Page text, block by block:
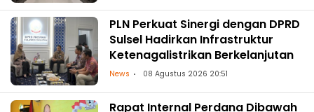
PLN Perkuat Sinergi dengan DPRD
Sulsel Hadirkan Infrastruktur
Ketenagalistrikan Berkelanjutan
News 08 Agustus 2026 20:51
Rapat Internal Perdana Dibawah